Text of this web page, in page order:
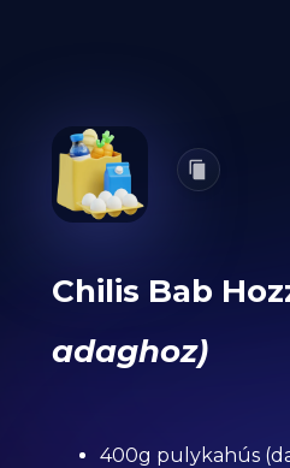
Chilis Bab
adaghoz)
400g pulykahús